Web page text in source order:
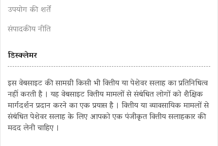
उपयोग की शर्तें
संपादकीय नीति
डिस्क्लेमर
इस वेबसाइट की सामग्री किसी भी वित्तीय या पेशेवर सलाह का प्रतिनिधित्व
नहीं करती है । यह वेबसाइट वित्तीय मामलों से संबंधित लोगों को शैक्षिक
मार्गदर्शन प्रदान करने का एक प्रयास है । वित्तीय या व्यावसायिक मामलों से
संबंधित पेशेवर सलाह के लिए आपको एक पंजीकृत वित्तीय सलाहकार की
मदद लेनी चाहिए ।